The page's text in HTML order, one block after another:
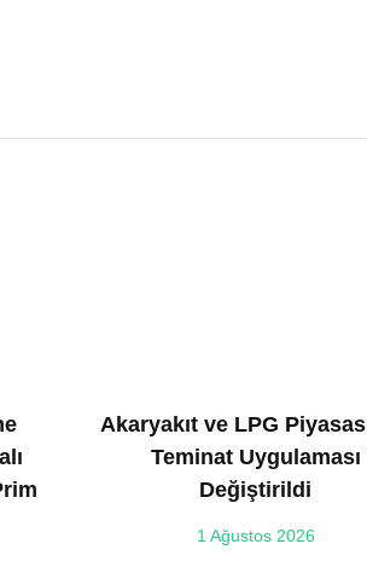
Akaryakıt ve LPG
Teminat Uygulaması
Değiştirildi
1 Ağustos 2026